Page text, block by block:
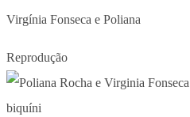
Virgínia Fonseca e Poliana
Reprodução